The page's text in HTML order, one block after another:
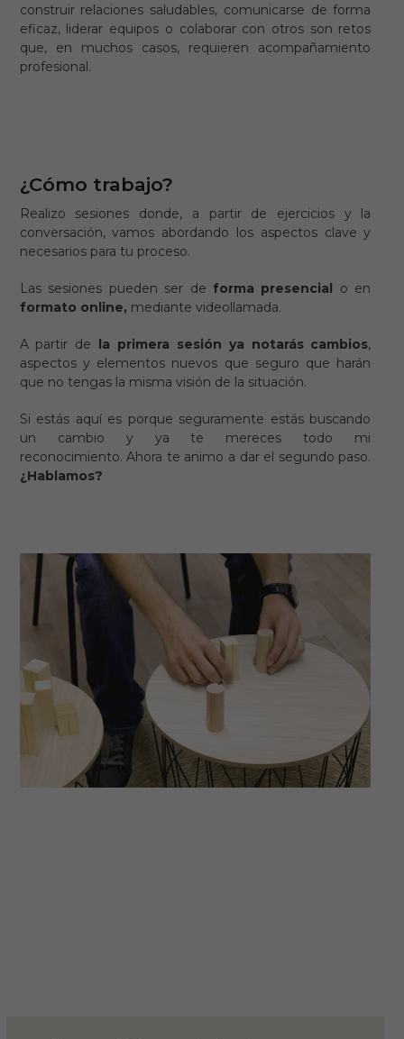
construir relaciones saludables, comunicarse de forma
eficaz, liderar equipos o colaborar con otros son retos
que, en muchos casos, requieren acompañamiento
profesional.
¿Cómo trabajo?
Realizo sesiones donde, a partir de ejercicios y la
conversación, vamos abordando los aspectos clave y
necesarios para tu proceso.
Las sesiones pueden ser de forma presencial o en
formato online, mediante videollamada.
A partir de la primera sesión ya notarás cambios,
aspectos y elementos nuevos que seguro que harán
que no tengas la misma visión de la situación.
Si estás aquí es porque seguramente estás buscando
un cambio y ya te mereces todo mi
reconocimiento. Ahora te animo a dar el segundo paso.
¿Hablamos?